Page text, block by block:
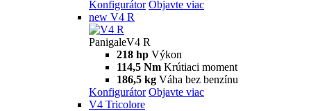
Konfigurátor Objavte viac
new V4 R
PanigaleV4 R
218 hp Výkon
114,5 Nm Krútiaci moment
186,5 kg Váha bez benzínu
Konfigurátor Objavte viac
V4 Tricolore